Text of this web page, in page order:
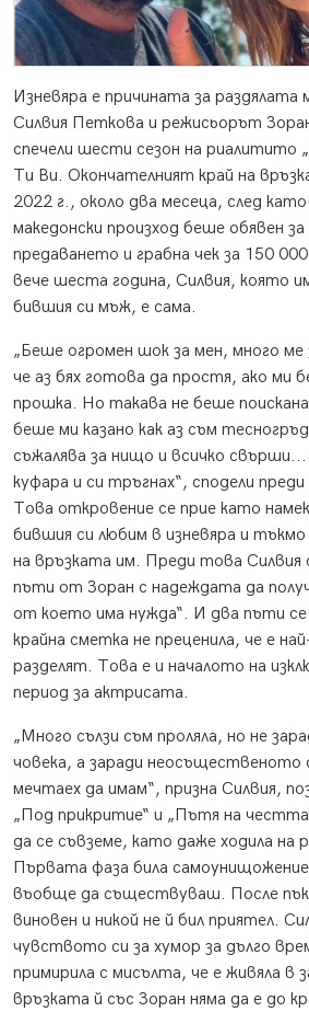
Изневяра е причината за
Силвия Петкова и режисьорът
спечели шести сезон на риалитито
Ти Ви. Окончателният край на
2022 г., около два месеца, след
македонски произход беше обявен
предаването и грабна чек за 150
вече шеста година, Силвия, която
бившия си мъж, е сама.
„Беше огромен шок за мен, много
че аз бях готова да простя, ако ми
прошка. Но такава не беше
беше ми казано как аз съм
съжалява за нищо и всичко
куфара и си тръгнах“, сподели
Това откровение се прие като
бившия си любим в изневяра и
на връзката им. Преди това Силвия
пъти от Зоран с надеждата да
от което има нужда“. И два пъти
крайна сметка не преценила, че е
разделят. Това е и началото на
период за актрисата.
„Много сълзи съм проляла, но не
човека, а заради
мечтаех да имам“, призна Силвия,
„Под прикритие“ и „Пътя на
да се съвземе, като даже ходила на
Първата фаза била самоунищожение
въобще да съществуваш. После пък
виновен и никой не й бил приятел.
чувството си за хумор за дълго
примирила с мисълта, че е живяла в
връзката й със Зоран няма да е до